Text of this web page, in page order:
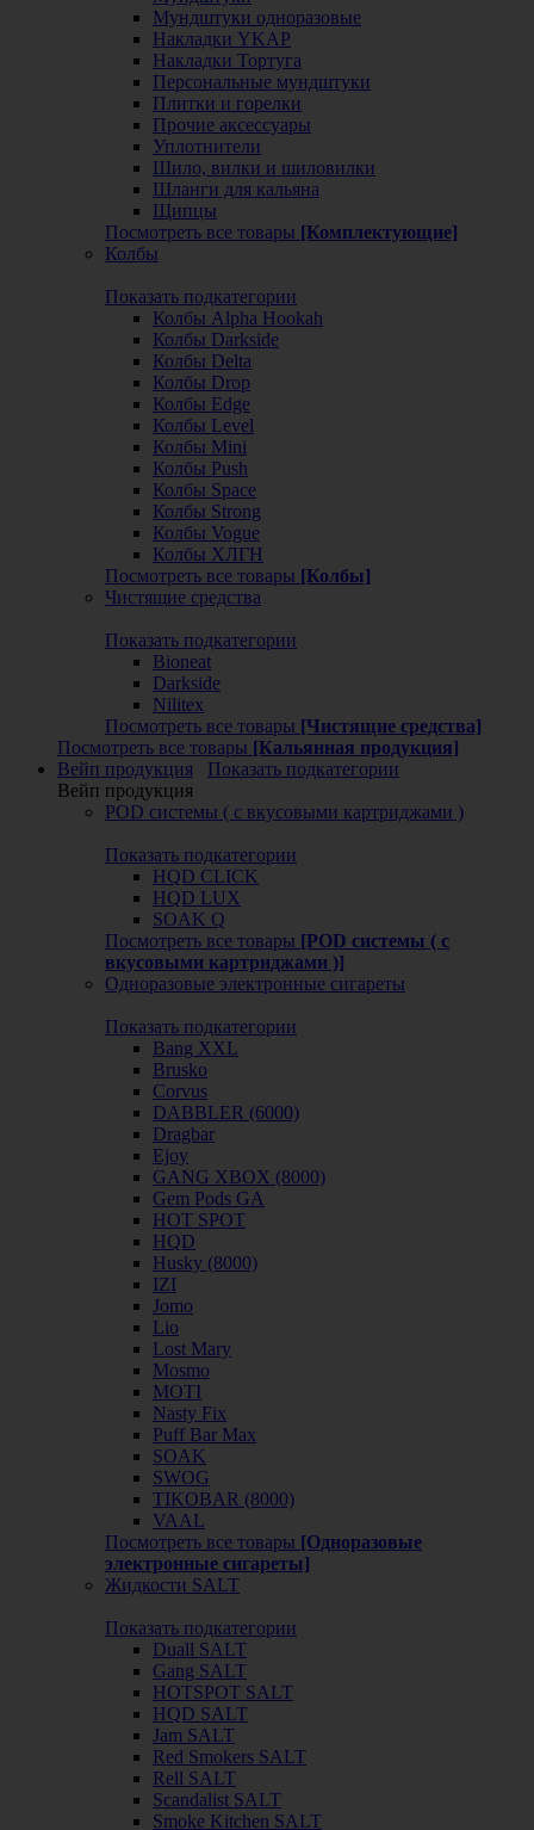
Мундштуки одноразовые
Накладки YKAP
Накладки Тортуга
Персональные мундштуки
Плитки и горелки
Прочие аксессуары
Уплотнители
Шило, вилки и шиловилки
Шланги для кальяна
Щипцы
Посмотреть все товары [Комплектующие]
Колбы
Показать подкатегории
Колбы Alpha Hookah
Колбы Darkside
Колбы Delta
Колбы Drop
Колбы Edge
Колбы Level
Колбы Mini
Колбы Push
Колбы Space
Колбы Strong
Колбы Vogue
Колбы ХЛГН
Посмотреть все товары [Колбы]
Чистящие средства
Показать подкатегории
Bioneat
Darkside
Nilitex
Посмотреть все товары [Чистящие средства]
Посмотреть все товары [Кальянная продукция]
Вейп продукция
Показать подкатегории
Вейп продукция
POD системы ( с вкусовыми картриджами )
Показать подкатегории
HQD CLICK
HQD LUX
SOAK Q
Посмотреть все товары [POD системы ( с
вкусовыми картриджами )]
Одноразовые электронные сигареты
Показать подкатегории
Bang XXL
Brusko
Corvus
DABBLER (6000)
Dragbar
Ejoy
GANG XBOX (8000)
Gem Pods GA
HOT SPOT
HQD
Husky (8000)
IZI
Jomo
Lio
Lost Mary
Mosmo
MOTI
Nasty Fix
Puff Bar Max
SOAK
SWOG
TIKOBAR (8000)
VAAL
Посмотреть все товары [Одноразовые
электронные сигареты]
Жидкости SALT
Показать подкатегории
Duall SALT
Gang SALT
HOTSPOT SALT
HQD SALT
Jam SALT
Red Smokers SALT
Rell SALT
Scandalist SALT
Smoke Kitchen SALT